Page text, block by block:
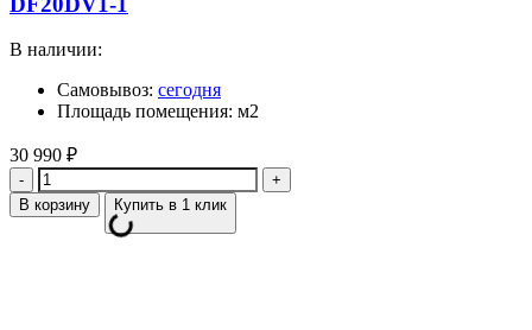
В наличии:
Самовывоз: сегодня
Площадь помещения: м2
30 990 ₽
Количество
В корзину Купить в 1 клик